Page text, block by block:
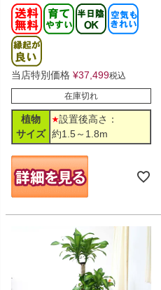
当店特別価格 ¥37,499税込
在庫切れ
植物
サイズ
設置後高さ：
約1.5～1.8m